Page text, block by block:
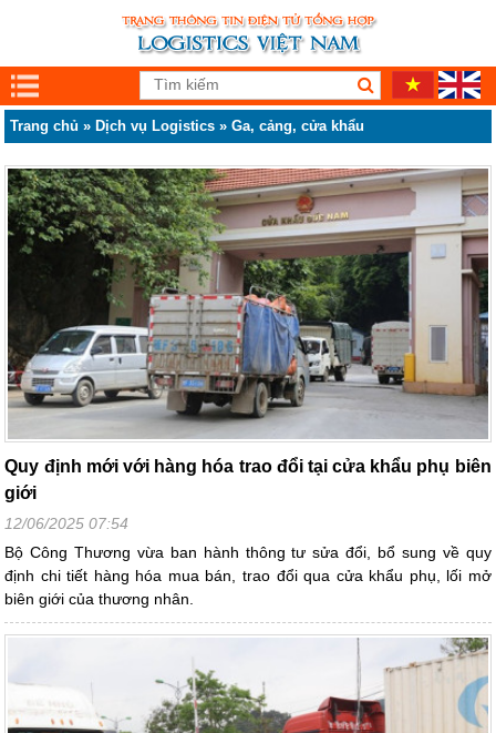
Trang chủ » Dịch vụ Logistics »Ga, cảng, cửa khẩu
Quy định mới với hàng hóa trao đổi tại cửa khẩu phụ biên
giới
12/06/2025 07:54
Bộ Công Thương vừa ban hành thông tư sửa đổi, bổ sung về quy
định chi tiết hàng hóa mua bán, trao đổi qua cửa khẩu phụ, lối mở
biên giới của thương nhân.